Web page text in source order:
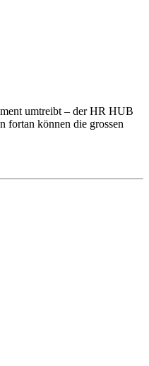
umtreibt – der HR HUB
fortan können die grossen